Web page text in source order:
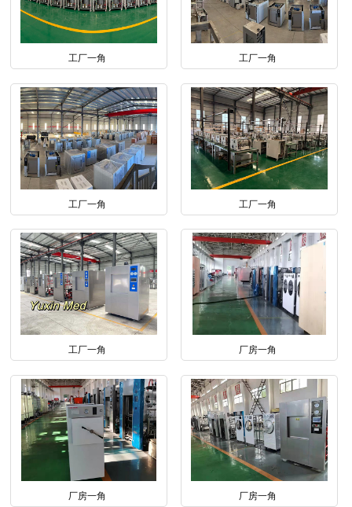
工厂一角 工厂一角
工厂一角 工厂一角
工厂一角 厂房一角
厂房一角 厂房一角